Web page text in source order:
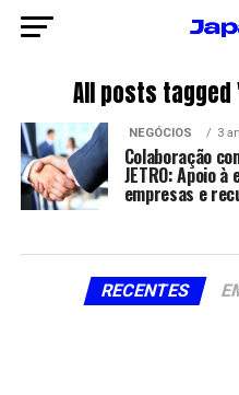
All posts tagged
NEGÓCIOS 3
Colaboração
JETRO: Apoio
empresas e
RECENTES